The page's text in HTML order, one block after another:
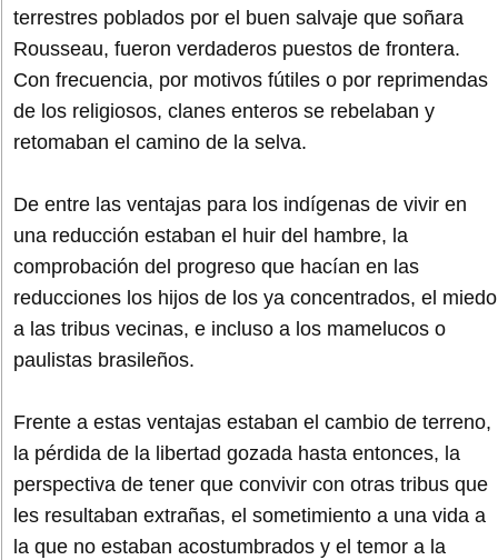
terrestres poblados por el buen salvaje que soñara
Rousseau, fueron verdaderos puestos de frontera.
Con frecuencia, por motivos fútiles o por reprimendas
de los religiosos, clanes enteros se rebelaban y
retomaban el camino de la selva.
De entre las ventajas para los indígenas de vivir en
una reducción estaban el huir del hambre, la
comprobación del progreso que hacían en las
reducciones los hijos de los ya concentrados, el miedo
a las tribus vecinas, e incluso a los mamelucos o
paulistas brasileños.
Frente a estas ventajas estaban el cambio de terreno,
la pérdida de la libertad gozada hasta entonces, la
perspectiva de tener que convivir con otras tribus que
les resultaban extrañas, el sometimiento a una vida a
la que no estaban acostumbrados y el temor a la